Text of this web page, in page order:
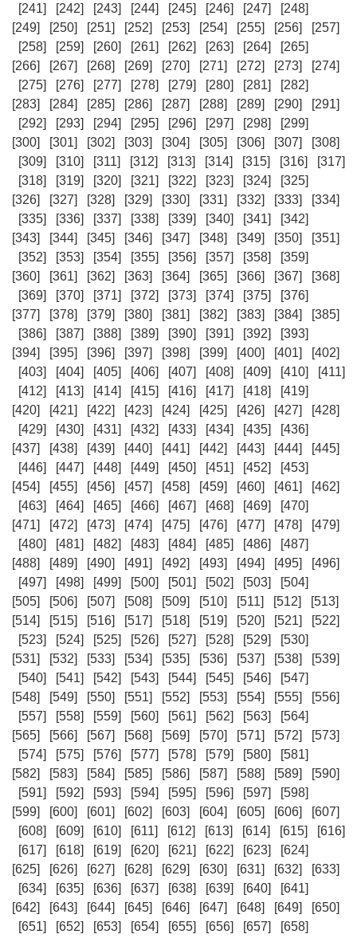
[241]
[242] [243] [244] [245] [246] [247]
[248]
[249]
[250] [251] [252] [253] [254] [255] [256]
[257]
[258]
[259] [260] [261] [262] [263] [264]
[265]
[266]
[267] [268] [269] [270] [271] [272] [273]
[274]
[275]
[276] [277] [278] [279] [280] [281]
[282]
[283]
[284] [285] [286] [287] [288] [289] [290]
[291]
[292]
[293] [294] [295] [296] [297] [298]
[299]
[300]
[301] [302] [303] [304] [305] [306] [307]
[308]
[309]
[310] [311] [312] [313] [314] [315] [316]
[317]
[318]
[319] [320] [321] [322] [323] [324]
[325]
[326]
[327] [328] [329] [330] [331] [332] [333]
[334]
[335]
[336] [337] [338] [339] [340] [341]
[342]
[343]
[344] [345] [346] [347] [348] [349] [350]
[351]
[352]
[353] [354] [355] [356] [357] [358]
[359]
[360]
[361] [362] [363] [364] [365] [366] [367]
[368]
[369]
[370] [371] [372] [373] [374] [375]
[376]
[377]
[378] [379] [380] [381] [382] [383] [384]
[385]
[386]
[387] [388] [389] [390] [391] [392]
[393]
[394]
[395] [396] [397] [398] [399] [400] [401]
[402]
[403]
[404] [405] [406] [407] [408] [409] [410]
[411]
[412]
[413] [414] [415] [416] [417] [418]
[419]
[420]
[421] [422] [423] [424] [425] [426] [427]
[428]
[429]
[430] [431] [432] [433] [434] [435]
[436]
[437]
[438] [439] [440] [441] [442] [443] [444]
[445]
[446]
[447] [448] [449] [450] [451] [452]
[453]
[454]
[455] [456] [457] [458] [459] [460] [461]
[462]
[463]
[464] [465] [466] [467] [468] [469]
[470]
[471]
[472] [473] [474] [475] [476] [477] [478]
[479]
[480]
[481] [482] [483] [484] [485] [486]
[487]
[488]
[489] [490] [491] [492] [493] [494] [495]
[496]
[497]
[498] [499] [500] [501] [502] [503]
[504]
[505]
[506] [507] [508] [509] [510] [511] [512]
[513]
[514]
[515] [516] [517] [518] [519] [520] [521]
[522]
[523]
[524] [525] [526] [527] [528] [529]
[530]
[531]
[532] [533] [534] [535] [536] [537] [538]
[539]
[540]
[541] [542] [543] [544] [545] [546]
[547]
[548]
[549] [550] [551] [552] [553] [554] [555]
[556]
[557]
[558] [559] [560] [561] [562] [563]
[564]
[565]
[566] [567] [568] [569] [570] [571] [572]
[573]
[574]
[575] [576] [577] [578] [579] [580]
[581]
[582]
[583] [584] [585] [586] [587] [588] [589]
[590]
[591]
[592] [593] [594] [595] [596] [597]
[598]
[599]
[600] [601] [602] [603] [604] [605] [606]
[607]
[608]
[609] [610] [611] [612] [613] [614] [615]
[616]
[617]
[618] [619] [620] [621] [622] [623]
[624]
[625]
[626] [627] [628] [629] [630] [631] [632]
[633]
[634]
[635] [636] [637] [638] [639] [640]
[641]
[642]
[643] [644] [645] [646] [647] [648] [649]
[650]
[651]
[652] [653] [654] [655] [656] [657]
[658]